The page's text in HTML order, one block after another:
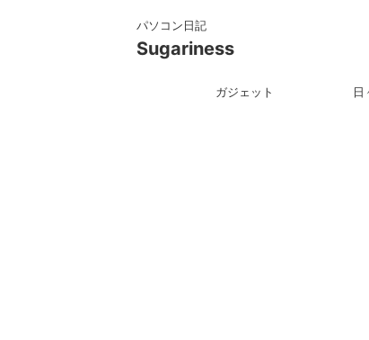
パソコン日記
Sugariness
ガジェット 日